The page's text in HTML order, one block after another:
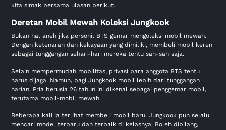
kita simak bersama ulasan berikut.
Deretan Mobil Mewah Koleksi Jungkook
Bukan hal aneh jika personil BTS gemar mengoleksi mobil mewah.
Dengan ketenaran dan kekayaan yang dimiliki, membeli mobil keren
sebagai tunggangan sehari-hari mereka tentu sah-sah saja.
Selain mempermudah mobilitas, privasi para anggota BTS tentu
harus dijaga. Namun, bagi Jungkook mobil lebih dari tunggangan
harian. Pria berusia 26 tahun ini dikenal sebagai penggemar mobil,
terutama mobil-mobil mewah.
Beberapa kali ia terlihat membeli mobil baru. Jungkook pun selalu
mencari model terbaru dan terbaik di kelasnya. Boleh dibilang,